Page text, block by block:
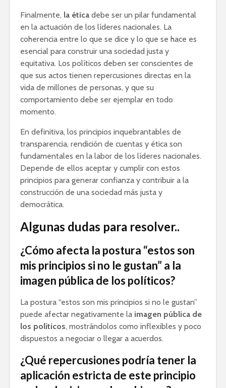
Finalmente, la ética debe ser un pilar fundamental
en la actuación de los líderes nacionales. La
coherencia entre lo que se dice y lo que se hace es
esencial para construir una sociedad justa y
equitativa. Los políticos deben ser conscientes de
que sus actos tienen repercusiones directas en la
vida de millones de personas, y que su
comportamiento debe ser ejemplar en todo
momento.
En definitiva, los principios inquebrantables de
transparencia, rendición de cuentas y ética son
fundamentales en la labor de los líderes nacionales.
Depende de ellos aceptar y cumplir con estos
principios para generar confianza y contribuir a la
construcción de una sociedad más justa y
democrática.
Algunas dudas para resolver..
¿Cómo afecta la postura “estos son
mis principios si no le gustan” a la
imagen pública de los políticos?
La postura “estos son mis principios si no le gustan”
puede afectar negativamente la imagen pública de
los políticos, mostrándolos como inflexibles y poco
dispuestos a negociar o llegar a acuerdos.
¿Qué repercusiones podría tener la
aplicación estricta de este principio